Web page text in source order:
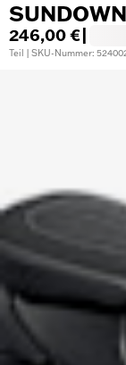
246,00 €
Teil | SKU-Nummer: